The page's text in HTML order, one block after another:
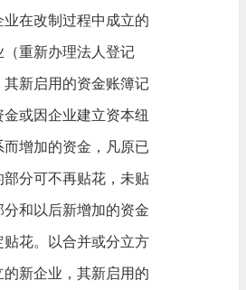
业在改制过程中成立的
（重新办理法人登记
其新启用的资金账簿记
金或因企业建立资本纽
而增加的资金，凡原已
部分可不再贴花，未贴
分和以后新增加的资金
贴花。以合并或分立方
的新企业，其新启用的